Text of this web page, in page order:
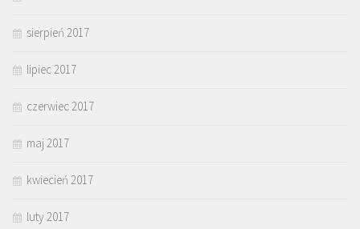
sierpień 2017
lipiec 2017
czerwiec 2017
maj 2017
kwiecień 2017
luty 2017